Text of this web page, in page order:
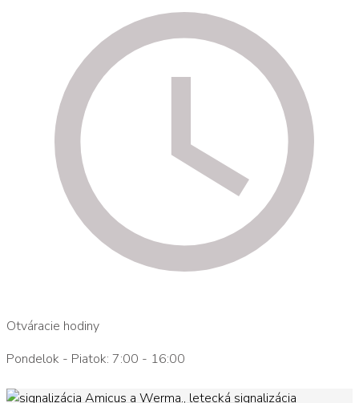
Otváracie hodiny
Pondelok - Piatok: 7:00 - 16:00